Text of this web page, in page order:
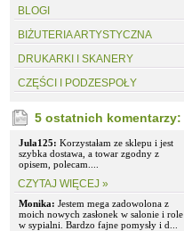
BLOGI
BIŻUTERIA ARTYSTYCZNA
DRUKARKI I SKANERY
CZĘŚCI I PODZESPOŁY
5 ostatnich komentarzy:
Jula125: Korzystałam ze sklepu i jest
szybka dostawa, a towar zgodny z
opisem, polecam....
CZYTAJ WIĘCEJ »
Monika: Jestem mega zadowolona z
moich nowych zasłonek w salonie i role
w sypialni. Bardzo fajne pomysły i d...